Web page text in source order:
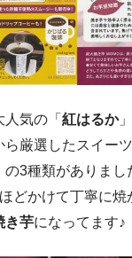
気の「 紅はるか
ら厳選したスイー
の3種類がありまし
ほどかけて丁寧に焼
き芋になってます♪